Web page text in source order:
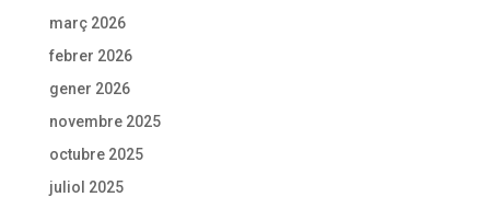
març 2026
febrer 2026
gener 2026
novembre 2025
octubre 2025
juliol 2025